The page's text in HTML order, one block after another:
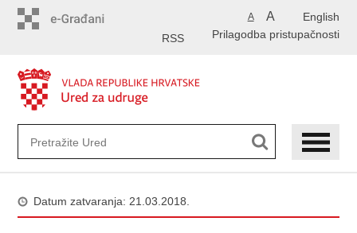
English
A A
Prilagodba pristupačnosti
RSS
Datum zatvaranja: 21.03.2018.